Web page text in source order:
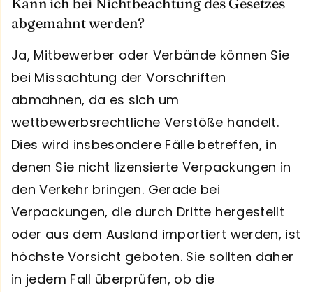
abgemahnt werden?
Ja, Mitbewerber oder Verbände können Sie
bei Missachtung der Vorschriften
abmahnen, da es sich um
wettbewerbsrechtliche Verstöße handelt.
Dies wird insbesondere Fälle betreffen, in
denen Sie nicht lizensierte Verpackungen in
den Verkehr bringen. Gerade bei
Verpackungen, die durch Dritte hergestellt
oder aus dem Ausland importiert werden, ist
höchste Vorsicht geboten. Sie sollten daher
in jedem Fall überprüfen, ob die